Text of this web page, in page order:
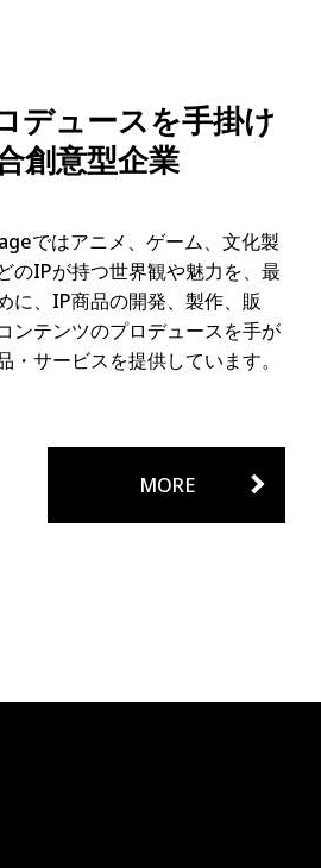
デュースを手掛け
創意型企業
ではアニメ、ゲーム、文化製
のIPが持つ世界観や魅力を、最
に、IP商品の開発、製作、販
ンテンツのプロデュースを手が
・サービスを提供しています。
MORE